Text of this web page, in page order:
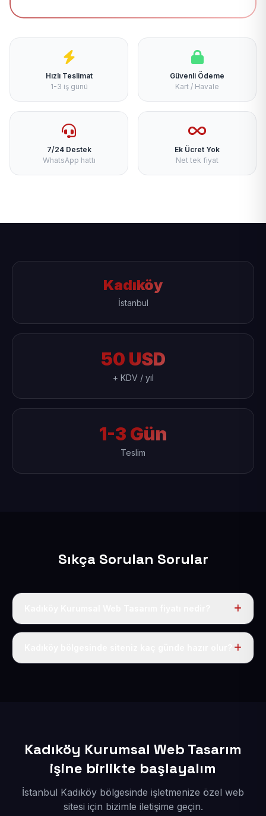
Hızlı Teslimat
1-3 iş günü
Güvenli Ödeme
Kart / Havale
7/24 Destek
WhatsApp hattı
Ek Ücret Yok
Net tek fiyat
Kadıköy
İstanbul
50 USD
+ KDV / yıl
1-3 Gün
Teslim
Sıkça Sorulan Sorular
Tek fiyat uygulanır: yıllık 50 USD + KDV. Bu bedele alan
Kadıköy Kurumsal Web Tasarım
işine birlikte başlayalım
İstanbul Kadıköy bölgesinde işletmenize özel web
sitesi için bizimle iletişime geçin.